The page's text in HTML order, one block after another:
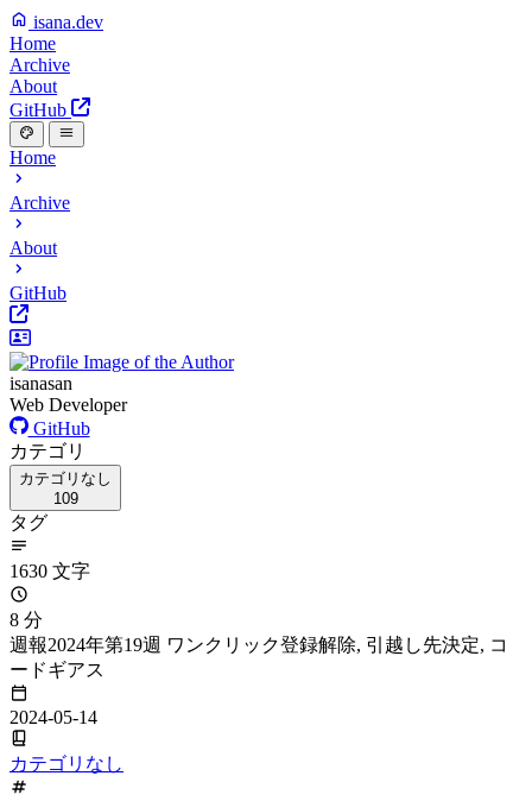
isana.dev
Home
Archive
About
GitHub
Home
Archive
About
GitHub
isanasan
Web Developer
GitHub
カテゴリ
カテゴリなし
109
タグ
1630 文字
8 分
週報2024年第19週 ワンクリック登録解除, 引越し先決定, コ
ードギアス
2024-05-14
カテゴリなし